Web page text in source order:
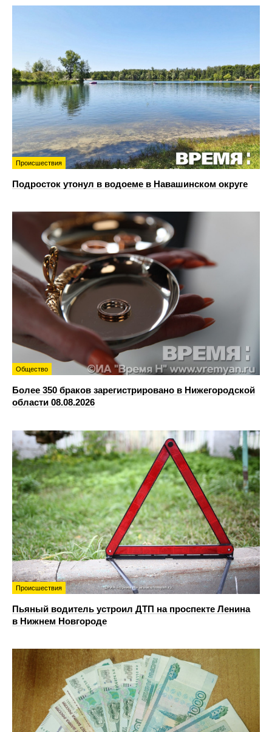
Происшествия
Подросток утонул в водоеме в Навашинском округе
Общество
Более 350 браков зарегистрировано в Нижегородской
области 08.08.2026
Происшествия
Пьяный водитель устроил ДТП на проспекте Ленина
в Нижнем Новгороде